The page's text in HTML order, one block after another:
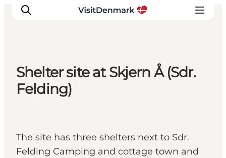
Inspiratie
Bestemmingen
Plan je reis
Shelter site at Skjern Å (Sdr.
Felding)
The site has three shelters next to Sdr.
Felding Camping and cottage town and